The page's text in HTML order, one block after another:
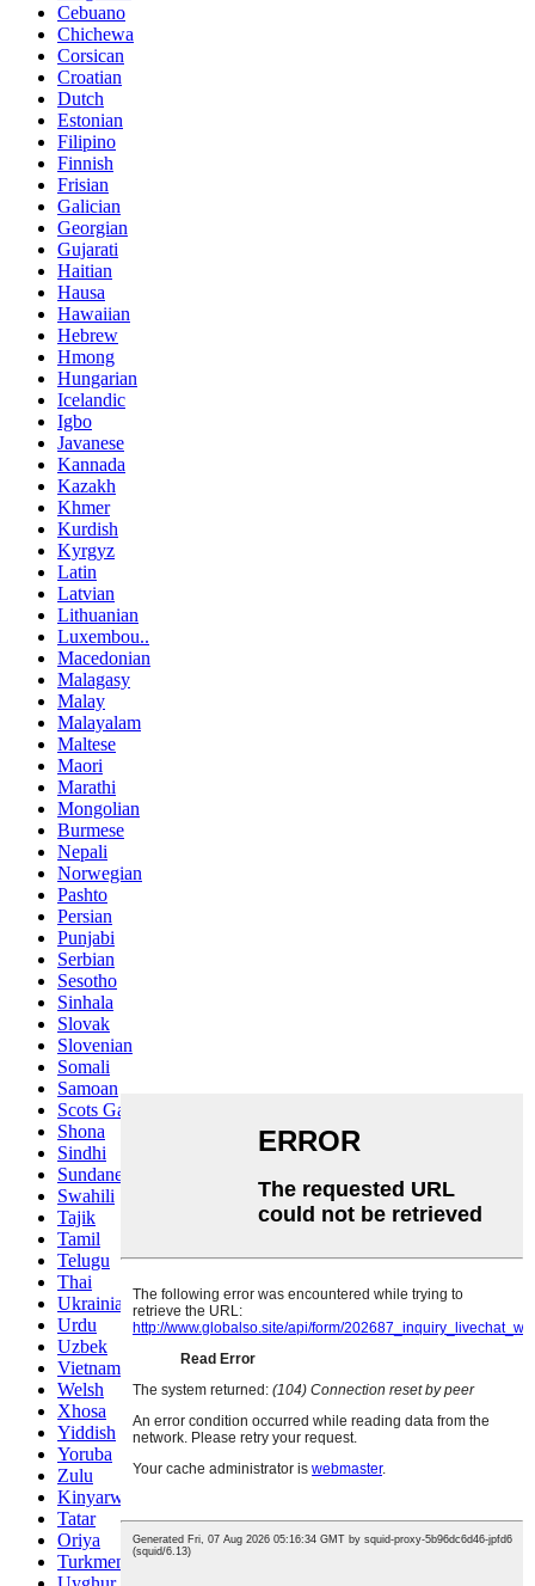
Cebuano
Chichewa
Corsican
Croatian
Dutch
Estonian
Filipino
Finnish
Frisian
Galician
Georgian
Gujarati
Haitian
Hausa
Hawaiian
Hebrew
Hmong
Hungarian
Icelandic
Igbo
Javanese
Kannada
Kazakh
Khmer
Kurdish
Kyrgyz
Latin
Latvian
Lithuanian
Luxembou..
Macedonian
Malagasy
Malay
Malayalam
Maltese
Maori
Marathi
Mongolian
Burmese
Nepali
Norwegian
Pashto
Persian
Punjabi
Serbian
Sesotho
Sinhala
Slovak
Slovenian
Somali
Samoan
Scots Gaelic
Shona
Sindhi
Sundanese
Swahili
Tajik
Tamil
Telugu
Thai
Ukrainian
Urdu
Uzbek
Vietnamese
Welsh
Xhosa
Yiddish
Yoruba
Zulu
Kinyarwanda
Tatar
Oriya
Turkmen